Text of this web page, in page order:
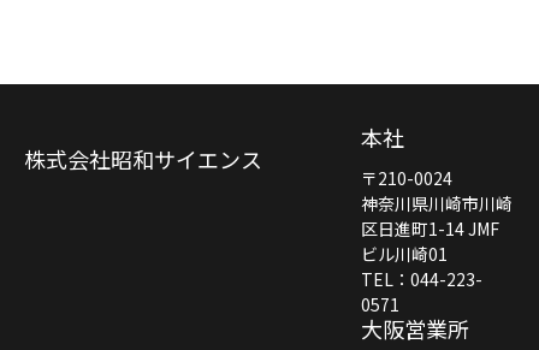
株式会社昭和サイエンス
本社
〒210-0024
神奈川県川崎市川崎
区日進町1-14 JMF
ビル川崎01
TEL：044-223-
0571
大阪営業所